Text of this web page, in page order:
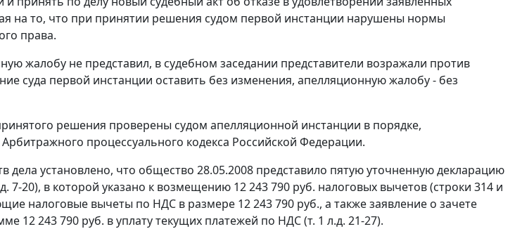
на то, что при принятии решения судом первой инстанции нарушены нормы
права.
жалобу не представил, в судебном заседании представители возражали против
суда первой инстанции оставить без изменения, апелляционную жалобу - без
решения проверены судом апелляционной инстанции в порядке,
Арбитражного процессуального кодекса Российской Федерации.
дела установлено, что общество 28.05.2008 представило пятую уточненную декларацию
7-20), в которой указано к возмещению 12 243 790 руб. налоговых вычетов (строки 314 и
налоговые вычеты по НДС в размере 12 243 790 руб., а также заявление о зачете
12 243 790 руб. в уплату текущих платежей по НДС (т. 1 л.д. 21-27).